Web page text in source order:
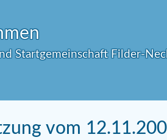
Startgemeinschaft Filder-
vom